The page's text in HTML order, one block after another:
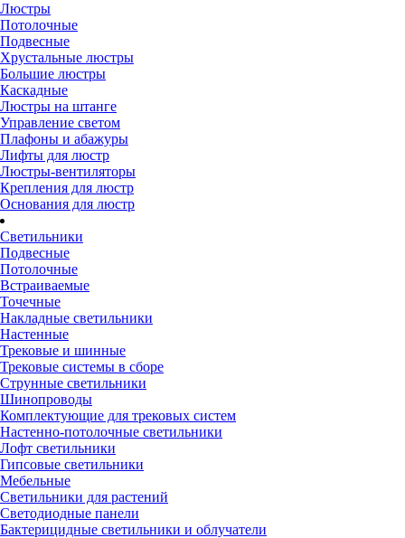
Люстры
Потолочные
Подвесные
Хрустальные люстры
Большие люстры
Каскадные
Люстры на штанге
Управление светом
Плафоны и абажуры
Лифты для люстр
Люстры-вентиляторы
Крепления для люстр
Основания для люстр
Светильники
Подвесные
Потолочные
Встраиваемые
Точечные
Накладные светильники
Настенные
Трековые и шинные
Трековые системы в сборе
Струнные светильники
Шинопроводы
Комплектующие для трековых систем
Настенно-потолочные светильники
Лофт светильники
Гипсовые светильники
Мебельные
Светильники для растений
Светодиодные панели
Бактерицидные светильники и облучатели